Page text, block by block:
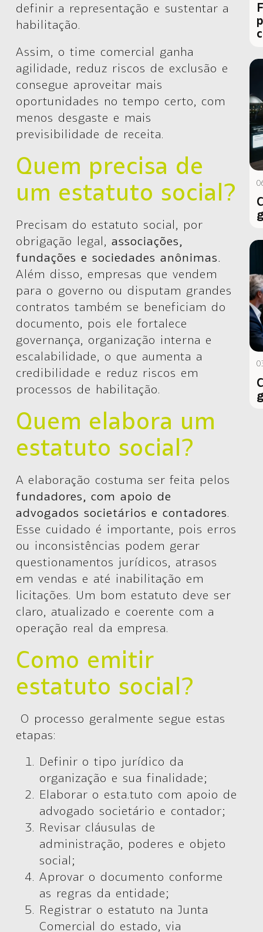
definir a representação e sustentar a
habilitação.
Assim, o time comercial ganha
agilidade, reduz riscos de exclusão e
consegue aproveitar mais
oportunidades no tempo certo, com
menos desgaste e mais
previsibilidade de receita.
Quem precisa de
um estatuto social?
Precisam do estatuto social, por
obrigação legal, associações,
fundações e sociedades anônimas.
Além disso, empresas que vendem
para o governo ou disputam grandes
contratos também se beneficiam do
documento, pois ele fortalece
governança, organização interna e
escalabilidade, o que aumenta a
credibilidade e reduz riscos em
processos de habilitação.
Quem elabora um
estatuto social?
A elaboração costuma ser feita pelos
fundadores, com apoio de
advogados societários e contadores.
Esse cuidado é importante, pois erros
ou inconsistências podem gerar
questionamentos jurídicos, atrasos
em vendas e até inabilitação em
licitações. Um bom estatuto deve ser
claro, atualizado e coerente com a
operação real da empresa.
Como emitir
estatuto social?
O processo geralmente segue estas
etapas:
Definir o tipo jurídico da
organização e sua finalidade;
Elaborar o esta.tuto com apoio de
advogado societário e contador;
Revisar cláusulas de
administração, poderes e objeto
social;
Aprovar o documento conforme
as regras da entidade;
Registrar o estatuto na Junta
Comercial do estado, via